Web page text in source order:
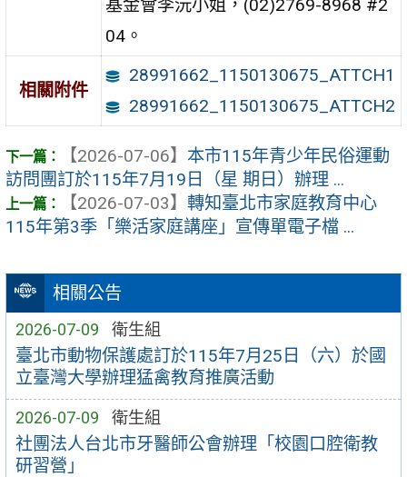
相關公告
2026-07-09 衛生組
臺北市動物保護處訂於115年7月25日（六）於國
立臺灣大學辦理猛禽教育推廣活動
2026-07-09 衛生組
社團法人台北市牙醫師公會辦理「校園口腔衛教
研習營」
基金會李沅小姐，(02)2769-8968 #2
04。
相關附件
28991662_1150130675_ATTCH1
28991662_1150130675_ATTCH2
【2026-07-06】 本市115年青少年民俗運動
訪問團訂於115年7月19日（星 期日）辦理 ...
【2026-07-03】 轉知臺北市家庭教育中心
115年第3季「樂活家庭講座」宣傳單電子檔 ...